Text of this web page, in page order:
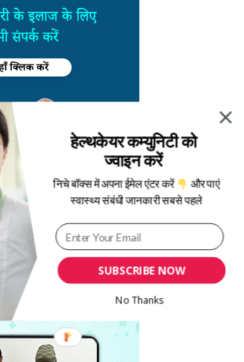
SUBSCRIBE NOW
हेल्थकेयर कम्युनिटी को
ज्वाइन करें
निचे बॉक्स में अपना ईमेल एंटर करें और पाएं
स्वास्थ्य संबंधी जानकारी सबसे पहले
No Thanks